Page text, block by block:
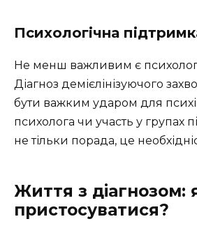
Психологічна
Не менш важливим є
Діагноз демієлінізуючого
бути важким ударом для
психолога чи участь у групах
не тільки порада, це
Життя з діагнозом:
пристосуватися?